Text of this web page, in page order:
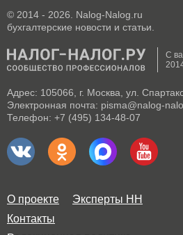
© 2014 - 2026. Nalog-Nalog.ru
бухгалтерские новости и статьи.
С
Адрес: 105066, г. Москва, ул.
Электронная почта: pisma@nalog-
Телефон: +7 (495) 134-48-07
О проекте
Эксперты НН
Контакты